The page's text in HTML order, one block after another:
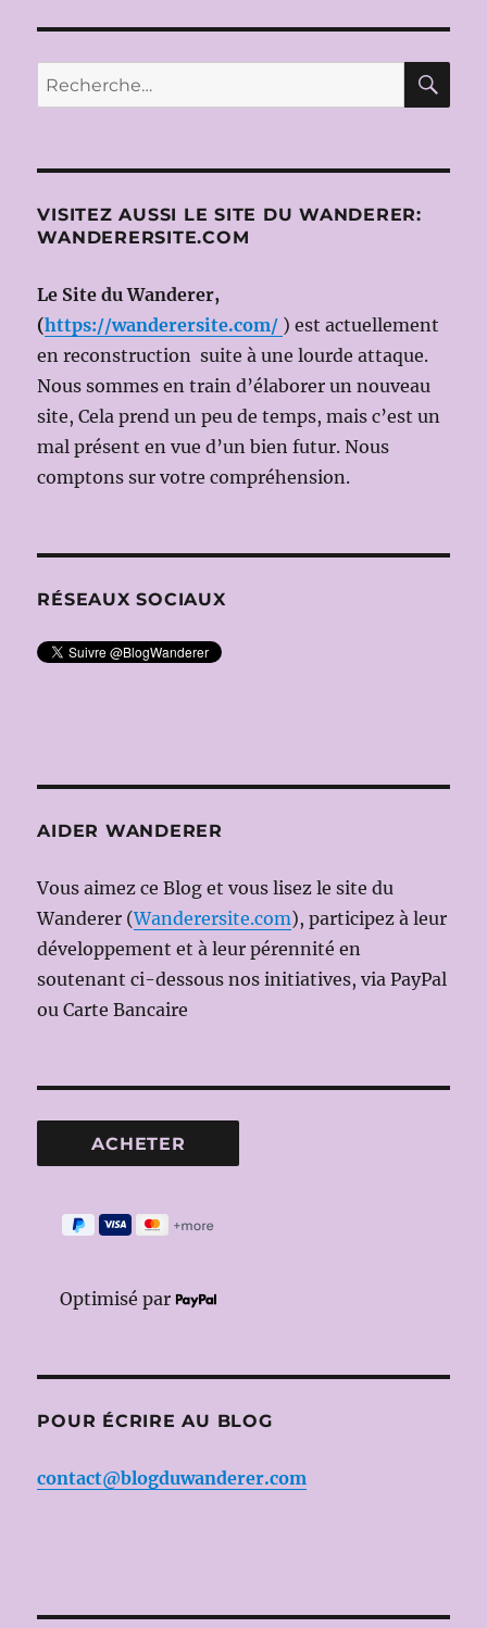
Recherche
pour :
VISITEZ AUSSI LE SITE DU WANDERER:
WANDERERSITE.COM
Le Site du Wanderer,
(https://wanderersite.com/ ) est actuellement
en reconstruction suite à une lourde attaque.
Nous sommes en train d’élaborer un nouveau
site, Cela prend un peu de temps, mais c’est un
mal présent en vue d’un bien futur. Nous
comptons sur votre compréhension.
RÉSEAUX SOCIAUX
AIDER WANDERER
Vous aimez ce Blog et vous lisez le site du
Wanderer (Wanderersite.com), participez à leur
développement et à leur pérennité en
soutenant ci-dessous nos initiatives, via PayPal
ou Carte Bancaire
Optimisé par
POUR ÉCRIRE AU BLOG
contact@blogduwanderer.com